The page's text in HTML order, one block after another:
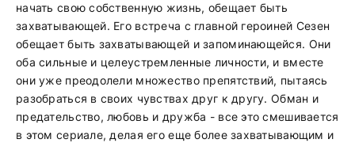
начать свою собственную жизнь, обещает быть
захватывающей. Его встреча с главной героиней Сезен
обещает быть захватывающей и запоминающейся. Они
оба сильные и целеустремленные личности, и вместе
они уже преодолели множество препятствий, пытаясь
разобраться в своих чувствах друг к другу. Обман и
предательство, любовь и дружба - все это смешивается
в этом сериале, делая его еще более захватывающим и